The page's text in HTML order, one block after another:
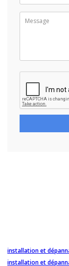
installation et
installation et